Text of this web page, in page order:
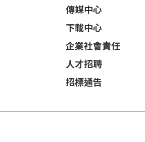
傳媒中心
下載中心
企業社會責任
人才招聘
招標通告